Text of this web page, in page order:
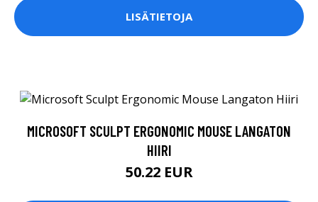
LISÄTIETOJA
MICROSOFT SCULPT ERGONOMIC MOUSE LANGATON
HIIRI
50.22 EUR